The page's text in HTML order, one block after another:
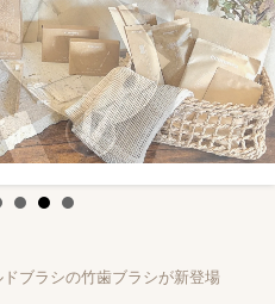
ドブラシの竹歯ブラシが新登場